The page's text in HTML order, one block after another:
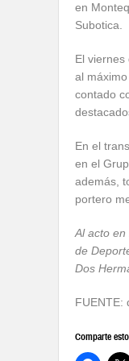
en
Subotica.
El
al
contado
En el
en el
además,
portero
Al acto
de
Dos
FUENTE:
Comparte